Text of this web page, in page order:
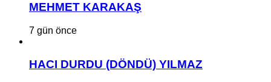
MEHMET KARAKAŞ
7 gün önce
HACI DURDU (DÖNDÜ) YILMAZ